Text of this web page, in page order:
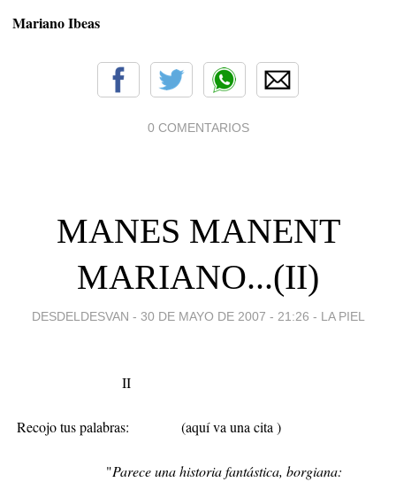
Mariano Ibeas
0 COMENTARIOS
MANES MANENT
MARIANO...(II)
DESDELDESVAN - 30 DE MAYO DE 2007 - 21:26 - LA PIEL
II
Recojo tus palabras: (aquí va una cita )
"Parece una historia fantástica, borgiana: